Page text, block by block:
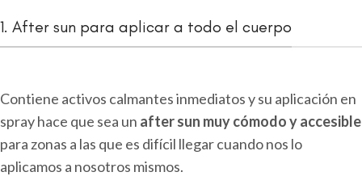
1. After sun para aplicar a todo el cuerpo
Contiene activos calmantes inmediatos y su aplicación en
spray hace que sea un after sun muy cómodo y accesible
para zonas a las que es difícil llegar cuando nos lo
aplicamos a nosotros mismos.